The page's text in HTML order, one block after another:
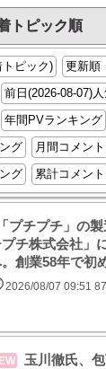
トピック順
ピック)
更新順
前日(2026-08-07)
年間PVランキング
グ
月間コメン
グ
累計コメン
プチプチ」の
チ株式会社」
創業58年で初
2026/08/07 09:51
玉川徹氏、